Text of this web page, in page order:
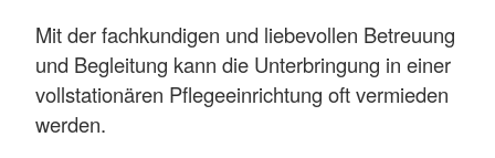
Mit der fachkundigen und liebevollen Betreuung
und Begleitung kann die Unterbringung in einer
vollstationären Pflegeeinrichtung oft vermieden
werden.